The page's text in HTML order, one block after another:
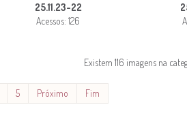
25.11.23-22
Acessos: 126
Existem 116 imagens na
5 Próximo Fim